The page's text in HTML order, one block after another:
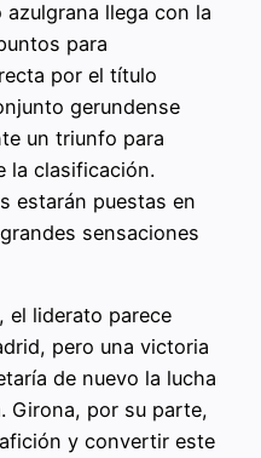
llega con la
para
por el título
gerundense
un triunfo para
la clasificación.
estarán puestas en
sensaciones
el liderato parece
pero una victoria
de nuevo la lucha
Girona, por su parte,
y convertir este